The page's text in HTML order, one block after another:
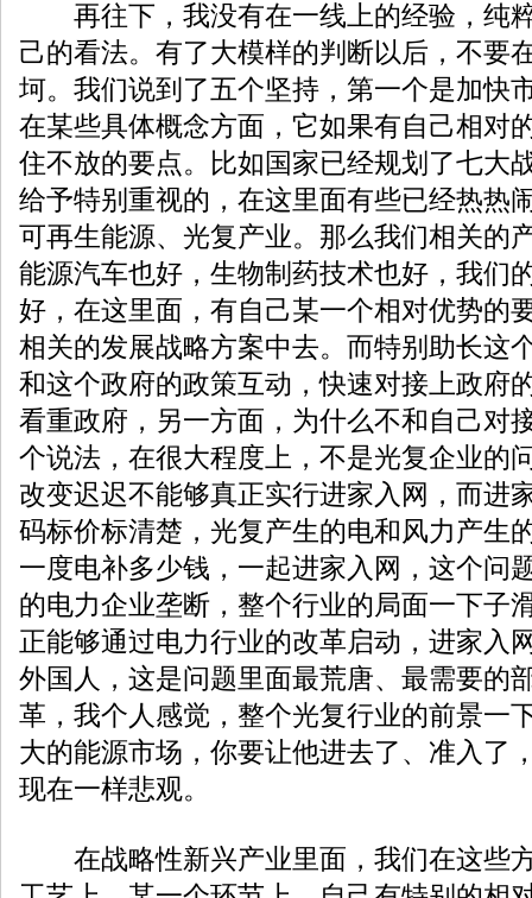
再往下，我没有在一线上的经验，纯
己的看法。有了大模样的判断以后，不要
坷。我们说到了五个坚持，第一个是加快
在某些具体概念方面，它如果有自己相对
住不放的要点。比如国家已经规划了七大
给予特别重视的，在这里面有些已经热热
可再生能源、光复产业。那么我们相关的
能源汽车也好，生物制药技术也好，我们
好，在这里面，有自己某一个相对优势的
相关的发展战略方案中去。而特别助长这
和这个政府的政策互动，快速对接上政府
看重政府，另一方面，为什么不和自己对
个说法，在很大程度上，不是光复企业的
改变迟迟不能够真正实行进家入网，而进
码标价标清楚，光复产生的电和风力产生
一度电补多少钱，一起进家入网，这个问
的电力企业垄断，整个行业的局面一下子
正能够通过电力行业的改革启动，进家入
外国人，这是问题里面最荒唐、最需要的
革，我个人感觉，整个光复行业的前景一
大的能源市场，你要让他进去了、准入了
现在一样悲观。
在战略性新兴产业里面，我们在这些